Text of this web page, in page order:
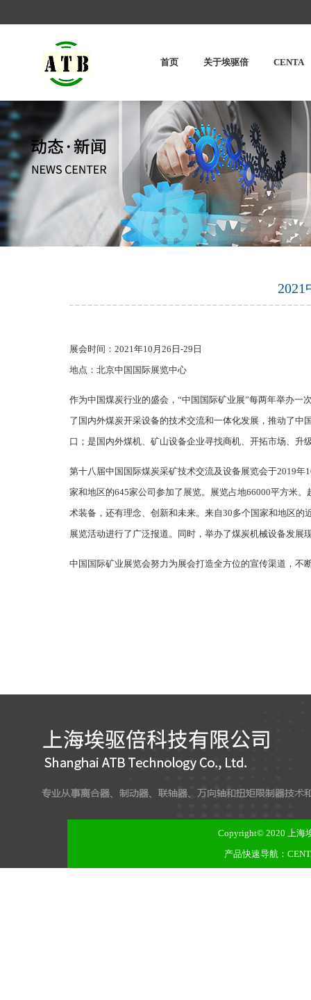
首页 关于埃驱倍 CENTA
展会时间：2021年10月26日-29日
地点：北京中国国际展览中心
作为中国煤炭行业的盛会，“中国国际矿业展”每两年举办
了国内外煤炭开采设备的技术交流和一体化发展，推动了
口；是国内外煤机、矿山设备企业寻找商机、开拓市场、升
第十八届中国国际煤炭采矿技术交流及设备展览会于2019
家和地区的645家公司参加了展览。展览占地66000平方米
术装备，还有理念、创新和未来。来自30多个国家和地区
展览活动进行了广泛报道。同时，举办了煤炭机械设备发展
中国国际矿业展览会努力为展会打造全方位的宣传渠道，
Copyright© 2020 上海
产品快速导航：